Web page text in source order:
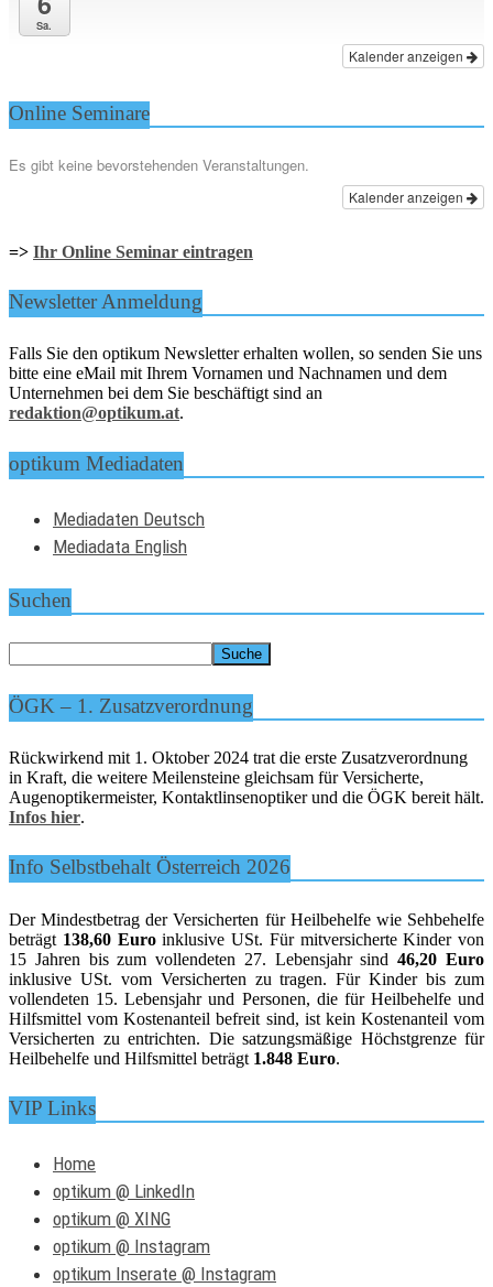
Sa.
Kalender anzeigen
Online Seminare
Es gibt keine bevorstehenden Veranstaltungen.
Kalender anzeigen
=> Ihr Online Seminar eintragen
Newsletter Anmeldung
Falls Sie den optikum Newsletter erhalten wollen, so senden Sie uns
bitte eine eMail mit Ihrem Vornamen und Nachnamen und dem
Unternehmen bei dem Sie beschäftigt sind an
redaktion@optikum.at.
optikum Mediadaten
Mediadaten Deutsch
Mediadata English
Suchen
ÖGK – 1. Zusatzverordnung
Rückwirkend mit 1. Oktober 2024 trat die erste Zusatzverordnung
in Kraft, die weitere Meilensteine gleichsam für Versicherte,
Augenoptikermeister, Kontaktlinsenoptiker und die ÖGK bereit hält.
Infos hier.
Info Selbstbehalt Österreich 2026
Der Mindestbetrag der Versicherten für Heilbehelfe wie Sehbehelfe
beträgt 138,60 Euroinklusive USt. Für mitversicherte Kinder von
15 Jahren bis zum vollendeten 27. Lebensjahr sind46,20 Euro
inklusive USt. vom Versicherten zu tragen. Für Kinder bis zum
vollendeten 15. Lebensjahr und Personen, die für Heilbehelfe und
Hilfsmittel vom Kostenanteil befreit sind, ist kein Kostenanteil vom
Versicherten zu entrichten. Die satzungsmäßige Höchstgrenze für
Heilbehelfe und Hilfsmittel beträgt 1.848 Euro.
VIP Links
Home
optikum @ LinkedIn
optikum @ XING
optikum @ Instagram
optikum Inserate @ Instagram